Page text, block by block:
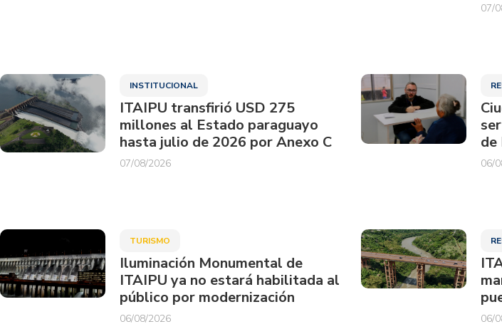
07/
INSTITUCIONAL
ITAIPU transfirió USD 275
millones al Estado paraguayo
hasta julio de 2026 por Anexo C
07/08/2026
de
06/
TURISMO
Iluminación Monumental de
ITAIPU ya no estará habilitada al
público por modernización
06/08/2026 06/